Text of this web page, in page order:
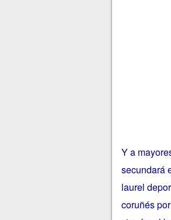
Y a
secundará
laurel
coruñés